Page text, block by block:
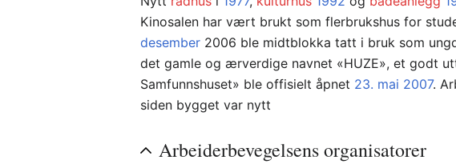
Kinosalen har vært brukt som flerbrukshus for
desember 2006 ble midtblokka tatt i bruk som
det gamle og ærverdige navnet «HUZE», et godt
Samfunnshuset» ble offisielt åpnet 23. mai 2007.
siden bygget var nytt
Arbeiderbevegelsens organisatorer